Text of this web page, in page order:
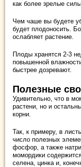
как более зрелые
Чем чаше вы будете
будет плодоносить.
ослабляет растение.
Плоды хранятся 2-3
повышенной
быстрее дозревают.
Полезные
Удивительно, что в
растени, но и
корни.
Так, к примеру, в
число полезных
фосфор, а также
момордики
селена, цинка и,